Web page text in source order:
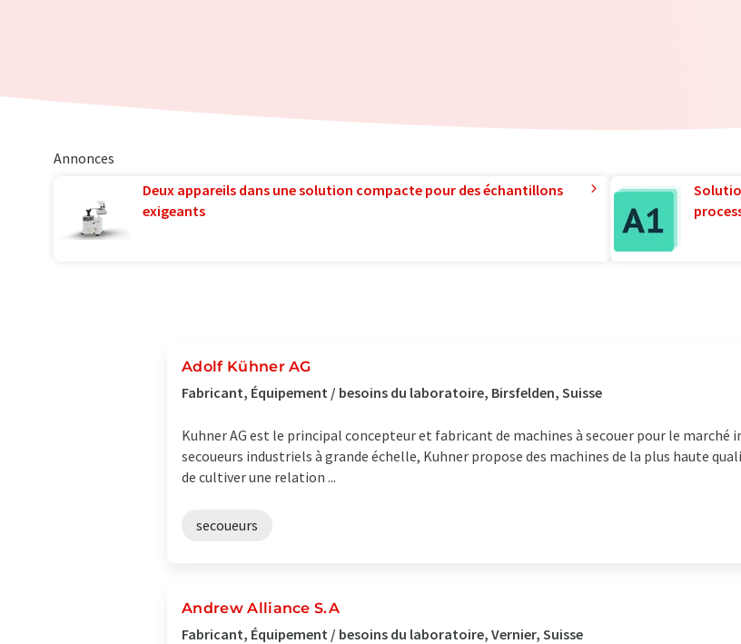
Annonces
Deux appareils dans une solution compacte pour des échantillons
exigeants
Adolf Kühner AG
Fabricant, Équipement / besoins du laboratoire, Birsfelden, Suisse
Kuhner AG est le principal concepteur et fabricant de machines à secouer pour le marché
secoueurs industriels à grande échelle, Kuhner propose des machines de la plus haute
de cultiver une relation ...
secoueurs
Andrew Alliance S.A
Fabricant, Équipement / besoins du laboratoire, Vernier, Suisse